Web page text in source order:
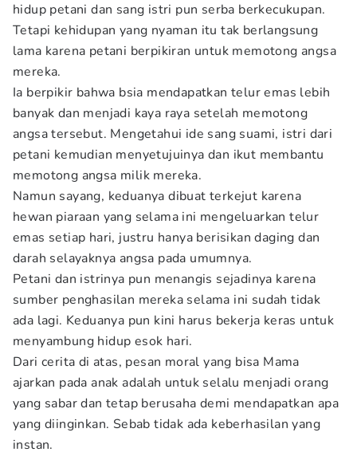
hidup petani dan sang istri pun serba berkecukupan.
Tetapi kehidupan yang nyaman itu tak berlangsung
lama karena petani berpikiran untuk memotong angsa
mereka.
Ia berpikir bahwa bsia mendapatkan telur emas lebih
banyak dan menjadi kaya raya setelah memotong
angsa tersebut. Mengetahui ide sang suami, istri dari
petani kemudian menyetujuinya dan ikut membantu
memotong angsa milik mereka.
Namun sayang, keduanya dibuat terkejut karena
hewan piaraan yang selama ini mengeluarkan telur
emas setiap hari, justru hanya berisikan daging dan
darah selayaknya angsa pada umumnya.
Petani dan istrinya pun menangis sejadinya karena
sumber penghasilan mereka selama ini sudah tidak
ada lagi. Keduanya pun kini harus bekerja keras untuk
menyambung hidup esok hari.
Dari cerita di atas, pesan moral yang bisa Mama
ajarkan pada anak adalah untuk selalu menjadi orang
yang sabar dan tetap berusaha demi mendapatkan apa
yang diinginkan. Sebab tidak ada keberhasilan yang
instan.